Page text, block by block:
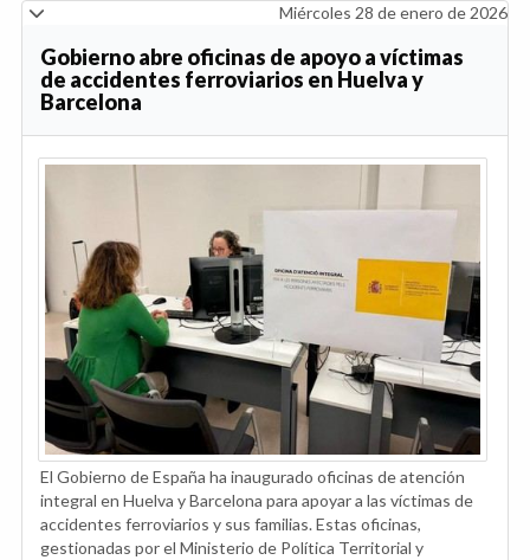
Miércoles 28 de enero de 2026
Gobierno abre oficinas de apoyo a víctimas
de accidentes ferroviarios en Huelva y
Barcelona
El Gobierno de España ha inaugurado oficinas de atención
integral en Huelva y Barcelona para apoyar a las víctimas de
accidentes ferroviarios y sus familias. Estas oficinas,
gestionadas por el Ministerio de Política Territorial y